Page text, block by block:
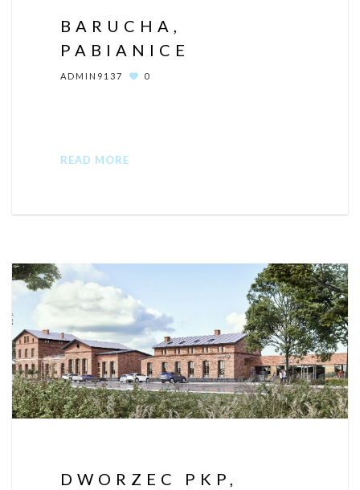
BARUCHA,
PABIANICE
ADMIN9137 0
READ MORE
DWORZEC PKP,